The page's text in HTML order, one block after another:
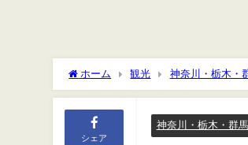
ホーム 観光 神奈川・栃木・
放題？
シェア
神奈川・栃木・群